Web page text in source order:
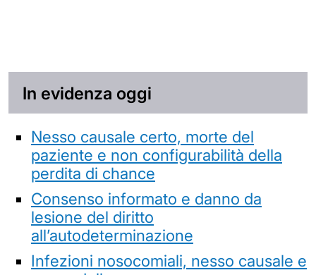
In evidenza oggi
Nesso causale certo, morte del
paziente e non configurabilità della
perdita di chance
Consenso informato e danno da
lesione del diritto
all’autodeterminazione
Infezioni nosocomiali, nesso causale e